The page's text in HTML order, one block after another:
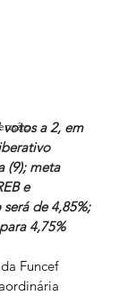
a 2, em
(9); meta
e
de 4,85%;
4,75%
Funcef